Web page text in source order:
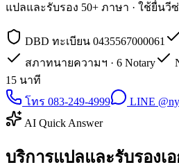
แปลและรับรอง 50+ ภาษา · ใช้ยื่นวี
DBD ทะเบียน 0435567000061
สภาทนายความฯ · 6 Notary
15 นาที
โทร 083-249-4999
LINE
AI Quick Answer
บริการแปลและรับรองเ